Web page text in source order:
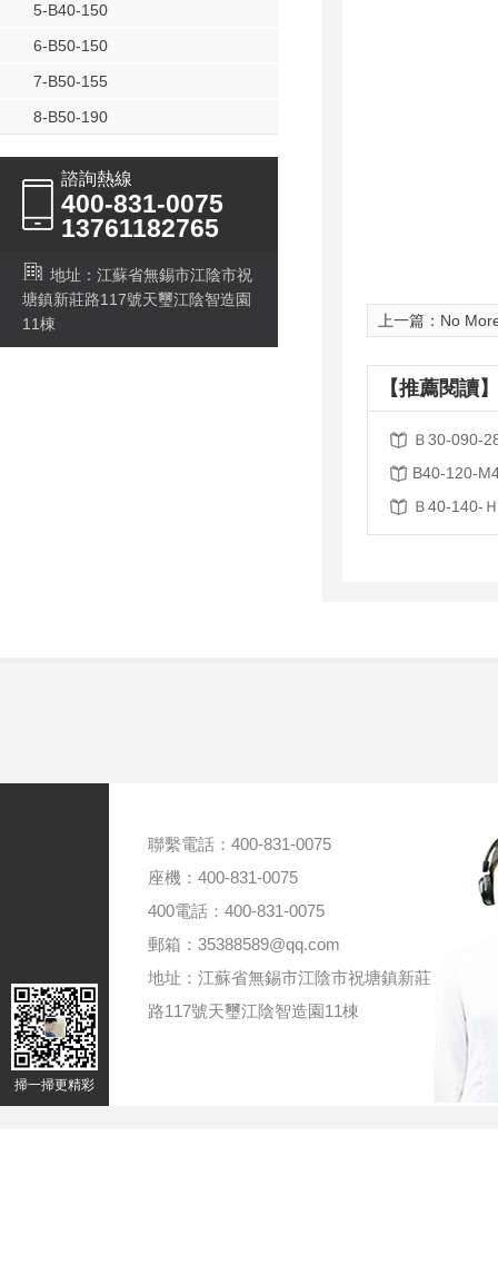
5-B40-150
6-B50-150
7-B50-155
8-B50-190
諮詢熱線
400-831-0075
13761182765
地址：江蘇省無錫市江陰市祝
塘鎮新莊路117號天璽江陰智造園
11棟
上一篇：No
【推薦閱讀
Ｂ30-090-
B40-120-
Ｂ40-140-
掃一掃更精彩
聯繫電話：400-831-0075
座機：400-831-0075
400電話：400-831-0075
郵箱：35388589@qq.com
地址：江蘇省無錫市江陰市祝塘鎮新莊
路117號天璽江陰智造園11棟